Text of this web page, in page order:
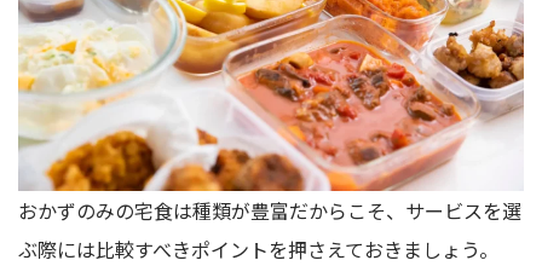
おかずのみの宅食は種類が豊富だからこそ、サービスを選
ぶ際には比較すべきポイントを押さえておきましょう。